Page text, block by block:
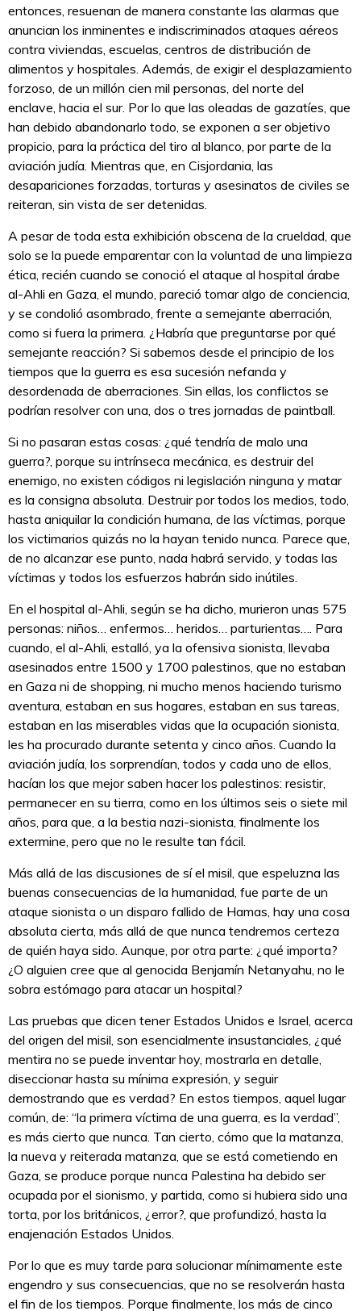
entonces, resuenan de manera constante las alarmas que
anuncian los inminentes e indiscriminados ataques aéreos
contra viviendas, escuelas, centros de distribución de
alimentos y hospitales. Además, de exigir el desplazamiento
forzoso, de un millón cien mil personas, del norte del
enclave, hacia el sur. Por lo que las oleadas de gazatíes, que
han debido abandonarlo todo, se exponen a ser objetivo
propicio, para la práctica del tiro al blanco, por parte de la
aviación judía. Mientras que, en Cisjordania, las
desapariciones forzadas, torturas y asesinatos de civiles se
reiteran, sin vista de ser detenidas.
A pesar de toda esta exhibición obscena de la crueldad, que
solo se la puede emparentar con la voluntad de una limpieza
ética, recién cuando se conoció el ataque al hospital árabe
al-Ahli en Gaza, el mundo, pareció tomar algo de conciencia,
y se condolió asombrado, frente a semejante aberración,
como si fuera la primera. ¿Habría que preguntarse por qué
semejante reacción? Si sabemos desde el principio de los
tiempos que la guerra es esa sucesión nefanda y
desordenada de aberraciones. Sin ellas, los conflictos se
podrían resolver con una, dos o tres jornadas de paintball.
Si no pasaran estas cosas: ¿qué tendría de malo una
guerra?, porque su intrínseca mecánica, es destruir del
enemigo, no existen códigos ni legislación ninguna y matar
es la consigna absoluta. Destruir por todos los medios, todo,
hasta aniquilar la condición humana, de las víctimas, porque
los victimarios quizás no la hayan tenido nunca. Parece que,
de no alcanzar ese punto, nada habrá servido, y todas las
víctimas y todos los esfuerzos habrán sido inútiles.
En el hospital al-Ahli, según se ha dicho, murieron unas 575
personas: niños… enfermos… heridos… parturientas…. Para
cuando, el al-Ahli, estalló, ya la ofensiva sionista, llevaba
asesinados entre 1500 y 1700 palestinos, que no estaban
en Gaza ni de shopping, ni mucho menos haciendo turismo
aventura, estaban en sus hogares, estaban en sus tareas,
estaban en las miserables vidas que la ocupación sionista,
les ha procurado durante setenta y cinco años. Cuando la
aviación judía, los sorprendían, todos y cada uno de ellos,
hacían los que mejor saben hacer los palestinos: resistir,
permanecer en su tierra, como en los últimos seis o siete mil
años, para que, a la bestia nazi-sionista, finalmente los
extermine, pero que no le resulte tan fácil.
Más allá de las discusiones de sí el misil, que espeluzna las
buenas consecuencias de la humanidad, fue parte de un
ataque sionista o un disparo fallido de Hamas, hay una cosa
absoluta cierta, más allá de que nunca tendremos certeza
de quién haya sido. Aunque, por otra parte: ¿qué importa?
¿O alguien cree que al genocida Benjamín Netanyahu, no le
sobra estómago para atacar un hospital?
Las pruebas que dicen tener Estados Unidos e Israel, acerca
del origen del misil, son esencialmente insustanciales, ¿qué
mentira no se puede inventar hoy, mostrarla en detalle,
diseccionar hasta su mínima expresión, y seguir
demostrando que es verdad? En estos tiempos, aquel lugar
común, de: “la primera víctima de una guerra, es la verdad”,
es más cierto que nunca. Tan cierto, cómo que la matanza,
la nueva y reiterada matanza, que se está cometiendo en
Gaza, se produce porque nunca Palestina ha debido ser
ocupada por el sionismo, y partida, como si hubiera sido una
torta, por los británicos, ¿error?, que profundizó, hasta la
enajenación Estados Unidos.
Por lo que es muy tarde para solucionar mínimamente este
engendro y sus consecuencias, que no se resolverán hasta
el fin de los tiempos. Porque finalmente, los más de cinco